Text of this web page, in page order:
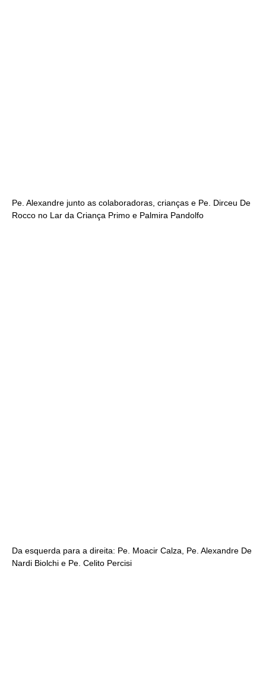
Pe. Alexandre junto as colaboradoras, crianças e Pe. Dirceu De
Rocco no Lar da Criança Primo e Palmira Pandolfo
Da esquerda para a direita: Pe. Moacir Calza, Pe. Alexandre De
Nardi Biolchi e Pe. Celito Percisi